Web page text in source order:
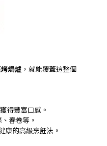
焗爐 ，就能覆蓋這整個
得豐富口感。
春卷等。
康的高級烹飪法。